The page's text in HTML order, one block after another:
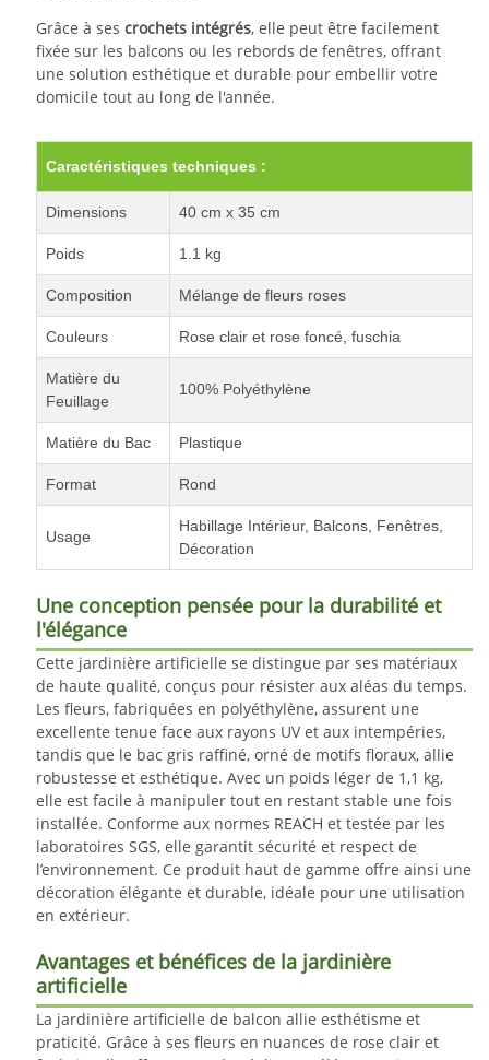
Grâce à ses crochets intégrés, elle peut être facilement
fixée sur les balcons ou les rebords de fenêtres, offrant
une solution esthétique et durable pour embellir votre
domicile tout au long de l'année.
Caractéristiques techniques :
Dimensions 40 cm x 35 cm
Poids 1.1 kg
Composition Mélange de fleurs roses
Couleurs Rose clair et rose foncé, fuschia
Matière du
Feuillage
100% Polyéthylène
Matière du Bac Plastique
Format Rond
Usage
Habillage Intérieur, Balcons, Fenêtres,
Décoration
Une conception pensée pour la durabilité et
l'élégance
Cette jardinière artificielle se distingue par ses matériaux
de haute qualité, conçus pour résister aux aléas du temps.
Les fleurs, fabriquées en polyéthylène, assurent une
excellente tenue face aux rayons UV et aux intempéries,
tandis que le bac gris raffiné, orné de motifs floraux, allie
robustesse et esthétique. Avec un poids léger de 1,1 kg,
elle est facile à manipuler tout en restant stable une fois
installée. Conforme aux normes REACH et testée par les
laboratoires SGS, elle garantit sécurité et respect de
l’environnement. Ce produit haut de gamme offre ainsi une
décoration élégante et durable, idéale pour une utilisation
en extérieur.
Avantages et bénéfices de la jardinière
artificielle
La jardinière artificielle de balcon allie esthétisme et
praticité. Grâce à ses fleurs en nuances de rose clair et